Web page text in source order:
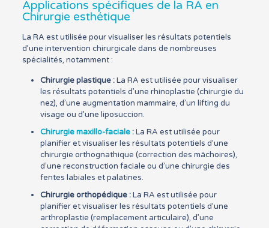
Applications spécifiques de la RA en
Chirurgie esthétique
La RA est utilisée pour visualiser les résultats potentiels
d’une intervention chirurgicale dans de nombreuses
spécialités, notamment :
Chirurgie plastique :La RA est utilisée pour visualiser
les résultats potentiels d’une rhinoplastie (chirurgie du
nez), d’une augmentation mammaire, d’un lifting du
visage ou d’une liposuccion.
Chirurgie maxillo-faciale:La RA est utilisée pour
planifier et visualiser les résultats potentiels d’une
chirurgie orthognathique (correction des mâchoires),
d’une reconstruction faciale ou d’une chirurgie des
fentes labiales et palatines.
Chirurgie orthopédique :La RA est utilisée pour
planifier et visualiser les résultats potentiels d’une
arthroplastie (remplacement articulaire), d’une